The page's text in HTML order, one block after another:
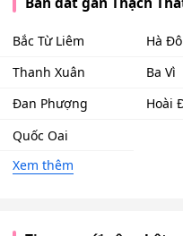
Bắc Từ Liêm Hà
Thanh Xuân
Ba Vì
Đan Phượng
Hoài
Quốc Oai
Xem thêm